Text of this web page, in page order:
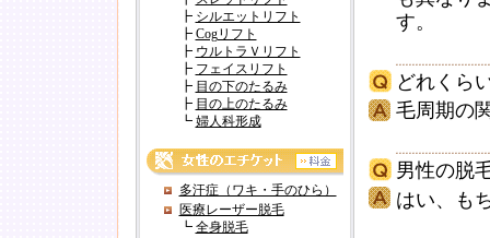
┣ シルエットリフト
┣ Cogリフト
┣ ウルトラＶリフト
┣ フェイスリフト
┣ 目の下のたるみ
┣ 目の上のたるみ
┗ 婦人科形成
多汗症（ワキ・手のひら）
医療レーザー脱毛
┗ 全身脱毛
す。
どれくら
毛周期の
男性の脱
はい、も